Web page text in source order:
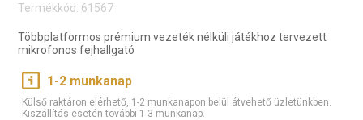
Termékkód: 61567
Többplatformos prémium vezeték nélküli játékhoz tervezett
mikrofonos fejhallgató
1-2 munkanap
Külső raktáron elérhető, 1-2 munkanapon belül átvehető üzletünkben.
Kiszállítás esetén további 1-3 munkanap.